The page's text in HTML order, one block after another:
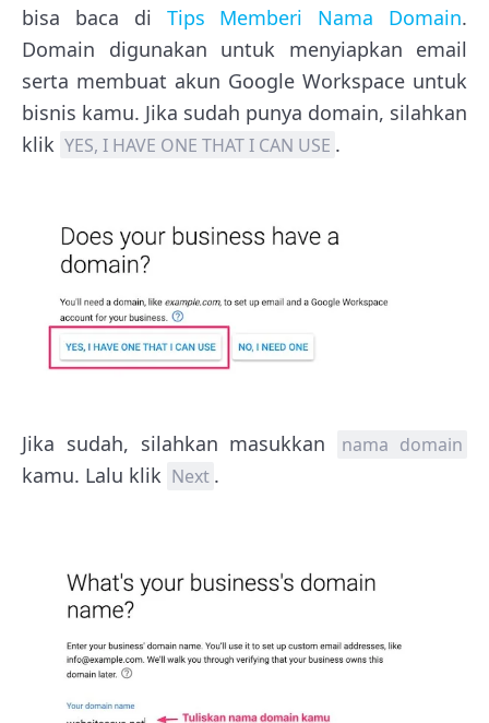
bisa baca di Tips Memberi Nama Domain.
Domain digunakan untuk menyiapkan email
serta membuat akun Google Workspace untuk
bisnis kamu. Jika sudah punya domain, silahkan
klik YES, I HAVE ONE THAT I CAN USE .
Jika sudah, silahkan masukkan nama domain
kamu. Lalu klik Next .